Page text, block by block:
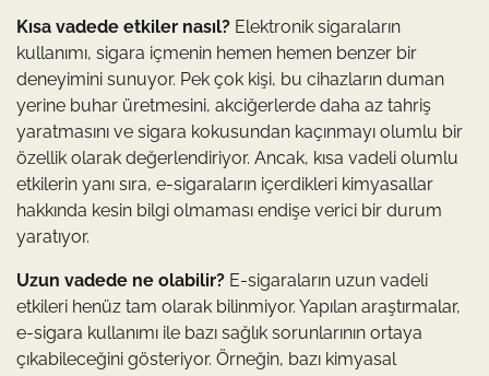
Kısa vadede etkiler nasıl? Elektronik sigaraların
kullanımı, sigara içmenin hemen hemen benzer bir
deneyimini sunuyor. Pek çok kişi, bu cihazların duman
yerine buhar üretmesini, akciğerlerde daha az tahriş
yaratmasını ve sigara kokusundan kaçınmayı olumlu bir
özellik olarak değerlendiriyor. Ancak, kısa vadeli olumlu
etkilerin yanı sıra, e-sigaraların içerdikleri kimyasallar
hakkında kesin bilgi olmaması endişe verici bir durum
yaratıyor.
Uzun vadede ne olabilir? E-sigaraların uzun vadeli
etkileri henüz tam olarak bilinmiyor. Yapılan araştırmalar,
e-sigara kullanımı ile bazı sağlık sorunlarının ortaya
çıkabileceğini gösteriyor. Örneğin, bazı kimyasal